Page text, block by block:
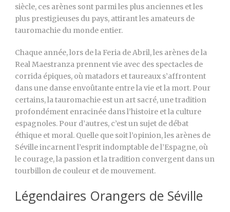
siècle, ces arènes sont parmi les plus anciennes et les
plus prestigieuses du pays, attirant les amateurs de
tauromachie du monde entier.
Chaque année, lors de la Feria de Abril, les arènes de la
Real Maestranza prennent vie avec des spectacles de
corrida épiques, où matadors et taureaux s’affrontent
dans une danse envoûtante entre la vie et la mort. Pour
certains, la tauromachie est un art sacré, une tradition
profondément enracinée dans l’histoire et la culture
espagnoles. Pour d’autres, c’est un sujet de débat
éthique et moral. Quelle que soit l’opinion, les arènes de
Séville incarnent l’esprit indomptable de l’Espagne, où
le courage, la passion et la tradition convergent dans un
tourbillon de couleur et de mouvement.
Légendaires Orangers de Séville